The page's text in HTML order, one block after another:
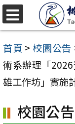
跳
至
主
要
內
區
首頁 > 校園公告
術系辦理「
雄工作坊」實施
校園公告
選
單